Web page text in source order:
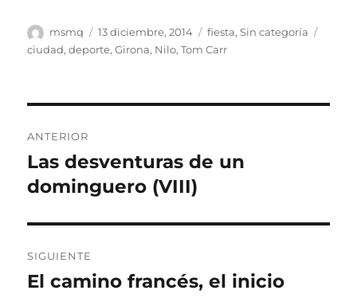
Autor
msmq
Publicado
el
13 diciembre, 2014 Categorías
fiesta,Sin categoría
ciudad,deporte,Girona, Nilo,Tom Carr
de
entradas
ANTERIOR
Entrada
anterior:
Las desventuras de un
dominguero (VIII)
SIGUIENTE
Entrada
El camino francés, el inicio